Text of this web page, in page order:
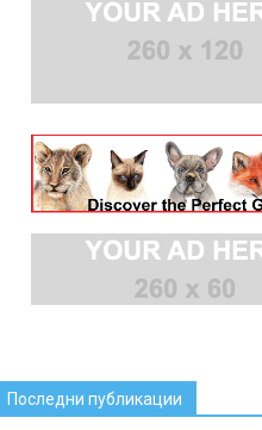
Последни публикации